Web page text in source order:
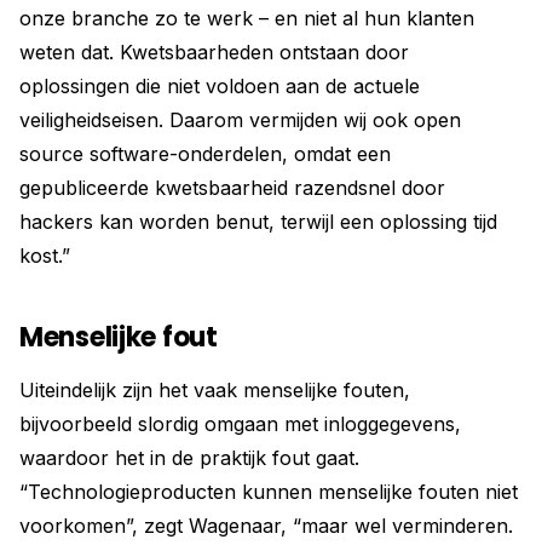
onze branche zo te werk – en niet al hun klanten
weten dat. Kwetsbaarheden ontstaan door
oplossingen die niet voldoen aan de actuele
veiligheidseisen. Daarom vermijden wij ook open
source software-onderdelen, omdat een
gepubliceerde kwetsbaarheid razendsnel door
hackers kan worden benut, terwijl een oplossing tijd
kost.”
Menselijke fout
Uiteindelijk zijn het vaak menselijke fouten,
bijvoorbeeld slordig omgaan met inloggegevens,
waardoor het in de praktijk fout gaat.
“Technologieproducten kunnen menselijke fouten niet
voorkomen”, zegt Wagenaar, “maar wel verminderen.